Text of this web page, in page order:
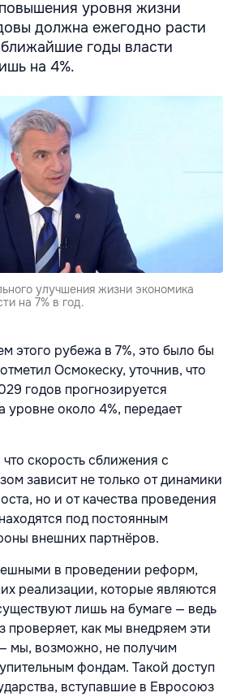
уровня жизни
должна ежегодно расти
годы власти
на 4%.
улучшения жизни экономика
на 7% в год.
этого рубежа в 7%, это было бы
Осмокеску, уточнив, что
годов прогнозируется
уровне около 4%, передает
скорость сближения с
зависит не только от динамики
но и от качества проведения
под постоянным
внешних партнёров.
в проведении реформ,
реализации, которые являются
лишь на бумаге — ведь
как мы внедряем эти
мы, возможно, не получим
фондам. Такой доступ
вступавшие в Евросоюз